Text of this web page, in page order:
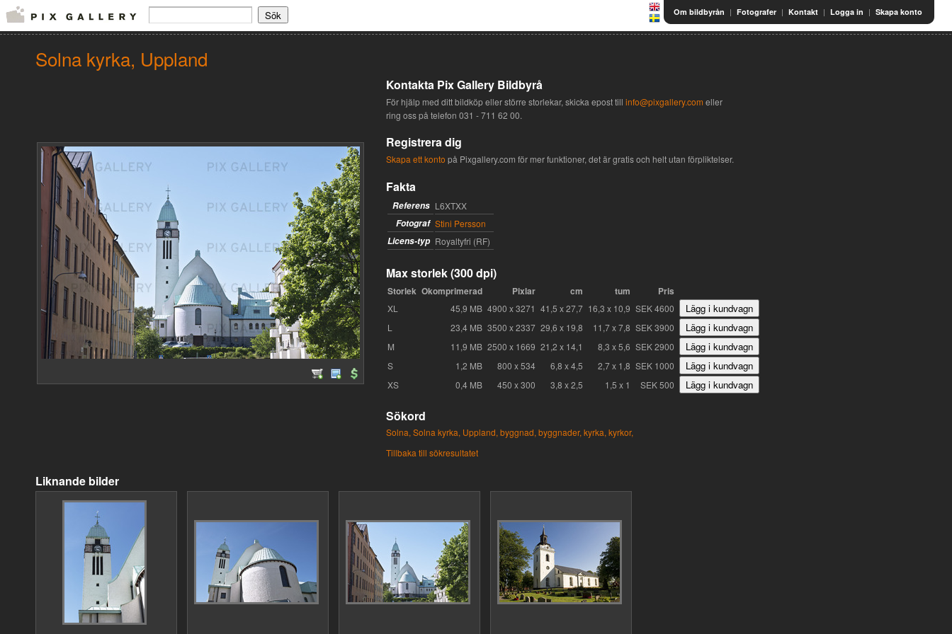
Om bildbyrån | Fotografer | Kontakt | Logga in | Skapa konto
Solna kyrka, Uppland
Kontakta Pix Gallery Bildbyrå
För hjälp med ditt bildköp eller större storlekar, skicka epost till info@pixgallery.com eller
ring oss på telefon 031 - 711 62 00.
Registrera dig
Skapa ett konto på Pixgallery.com för mer funktioner, det är gratis och helt utan förpliktelser.
Fakta
Referens L6XTXX
Fotograf Stini Persson
Licens-typ Royaltyfri (RF)
Max storlek (300 dpi)
Storlek Okomprimerad Pixlar cm tum Pris
XL 45,9 MB 4900 x 3271 41,5 x 27,7 16,3 x 10,9 SEK 4600
L
23,4 MB 3500 x 2337 29,6 x 19,8 11,7 x 7,8 SEK 3900
M
11,9 MB 2500 x 1669 21,2 x 14,1 8,3 x 5,6 SEK 2900
S
1,2 MB 800 x 534 6,8 x 4,5 2,7 x 1,8 SEK 1000
XS
0,4 MB 450 x 300 3,8 x 2,5 1,5 x 1 SEK 500
Sökord
Solna, Solna kyrka, Uppland, byggnad, byggnader, kyrka, kyrkor,
Tillbaka till sökresultatet
Liknande bilder